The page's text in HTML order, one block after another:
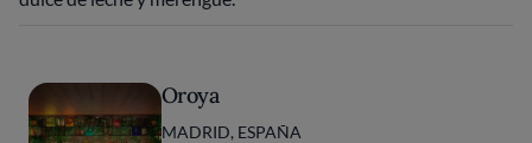
Oroya
MADRID, ESPAÑA